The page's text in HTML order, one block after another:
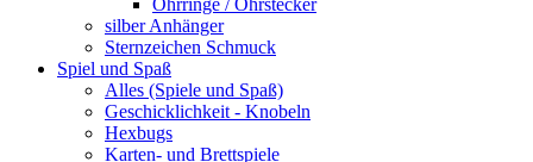
Ohrringe / Ohrstecker
silber Anhänger
Sternzeichen Schmuck
Spiel und Spaß
Alles (Spiele und Spaß)
Geschicklichkeit - Knobeln
Hexbugs
Karten- und Brettspiele